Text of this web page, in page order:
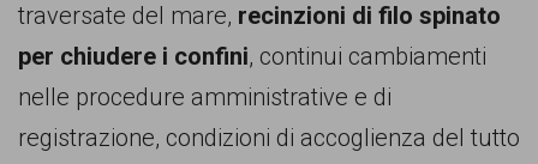
traversate del mare, recinzioni di filo spinato
per chiudere i confini, continui cambiamenti
nelle procedure amministrative e di
registrazione, condizioni di accoglienza del tutto